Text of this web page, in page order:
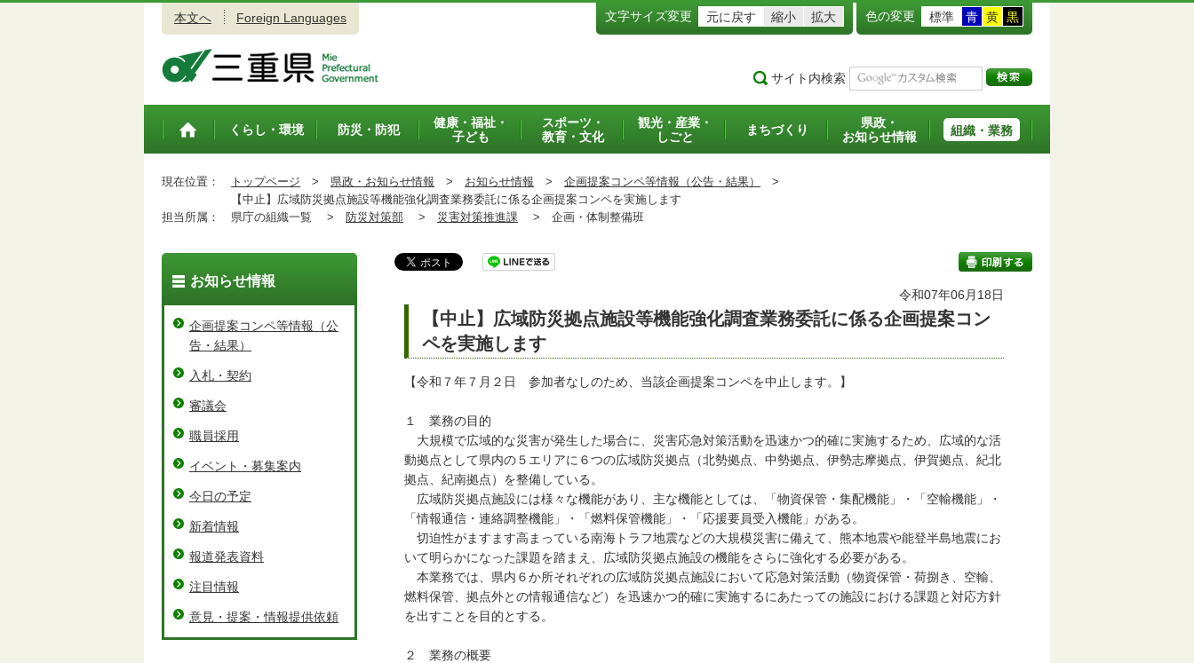
本文へ Foreign Languages 文字サイズ変更 元に戻す 縮小 拡大 色の変更 標準 青 黄 黒
サイト内検索
トップペ
くらし・環境 防災・防犯
健康・福祉・
子ども
スポーツ・
教育・文化
観光・産業・
しごと
まちづくり
県政・
お知らせ情報
組織・業務
現在位置： トップページ > 県政・お知らせ情報 > お知らせ情報 > 企画提案コンペ等情報（公告・結果）
>
【中止】広域防災拠点施設等機能強化調査業務委託に係る企画提案コンペを実施します
担当所属：
県庁の組織一覧 > 防災対策部 > 災害対策推進課 > 企画・体制整備班
令和07年06月18日
【中止】広域防災拠点施設等機能強化調査業務委託に係る企画提案コン
ペを実施します
【令和７年７月２日 参加者なしのため、当該企画提案コンペを中止します。】
１ 業務の目的
大規模で広域的な災害が発生した場合に、災害応急対策活動を迅速かつ的確に実施するため、広域的な活
動拠点として県内の５エリアに６つの広域防災拠点（北勢拠点、中勢拠点、伊勢志摩拠点、伊賀拠点、紀北
拠点、紀南拠点）を整備している。
広域防災拠点施設には様々な機能があり、主な機能としては、「物資保管・集配機能」・「空輸機能」・
「情報通信・連絡調整機能」・「燃料保管機能」・「応援要員受入機能」がある。
切迫性がますます高まっている南海トラフ地震などの大規模災害に備えて、熊本地震や能登半島地震にお
いて明らかになった課題を踏まえ、広域防災拠点施設の機能をさらに強化する必要がある。
本業務では、県内６か所それぞれの広域防災拠点施設において応急対策活動（物資保管・荷捌き、空輸、
燃料保管、拠点外との情報通信など）を迅速かつ的確に実施するにあたっての施設における課題と対応方針
を出すことを目的とする。
２ 業務の概要
お知らせ情報
企画提案コンペ等情報（公
告・結果）
入札・契約
審議会
職員採用
イベント・募集案内
今日の予定
新着情報
報道発表資料
注目情報
意見・提案・情報提供依頼